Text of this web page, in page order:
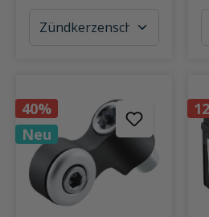
40%
Neu